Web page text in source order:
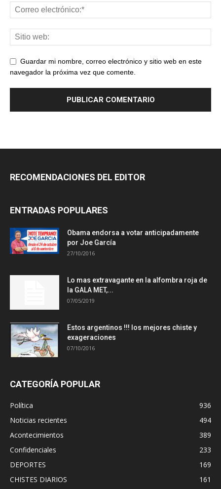
Guardar mi nombre, correo electrónico y sitio web en este
navegador la próxima vez que comente.
RECOMENDACIONES DEL EDITOR
ENTRADAS POPULARES
Obama endorsa a votar anticipadamente
por Joe García
27/10/2016
Lo mas extravagante en la alfombra roja de
la GALA MET,...
07/05/2019
Estos argentinos !!! los mejores chiste y
exageraciones
07/10/2016
CATEGORÍA POPULAR
Política
936
Noticias recientes
494
Acontecimientos
389
Confidenciales
233
DEPORTES
169
CHISTES DIARIOS
161